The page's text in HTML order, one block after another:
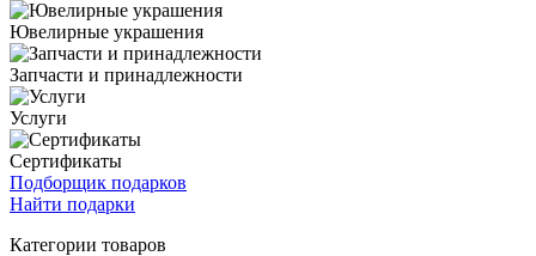
Ювелирные украшения
Запчасти и принадлежности
Услуги
Сертификаты
Подборщик подарков
Найти подарки
Категории товаров